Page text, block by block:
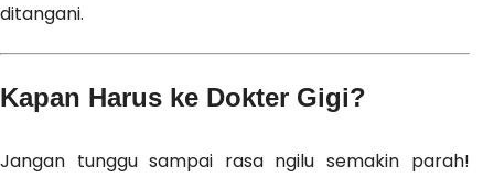
ditangani.
Kapan Harus ke Dokter Gigi?
Jangan tunggu sampai rasa ngilu semakin parah!